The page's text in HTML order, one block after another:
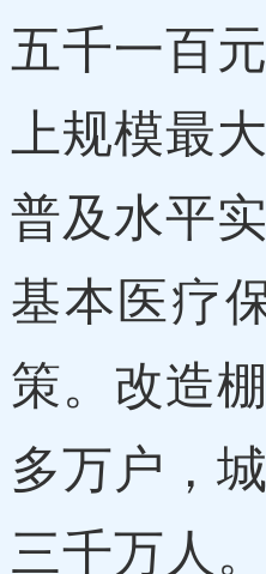
五千一百
上规模最
普及水平
基本医疗
策。改造
多万户，
三千万人